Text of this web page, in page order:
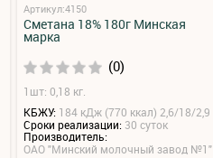
Артикул:4150
Сметана 18% 180г Минская
марка
(0)
1шт: 0,18 кг.
КБЖУ: 184 кДж (770 ккал) 2,6/18/2,9
Сроки реализации: 30 суток
Производитель:
ОАО "Минский молочный завод №1"